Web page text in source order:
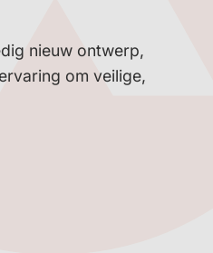
nieuw ontwerp,
om veilige,